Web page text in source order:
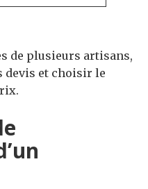
de plusieurs artisans,
devis et choisir le